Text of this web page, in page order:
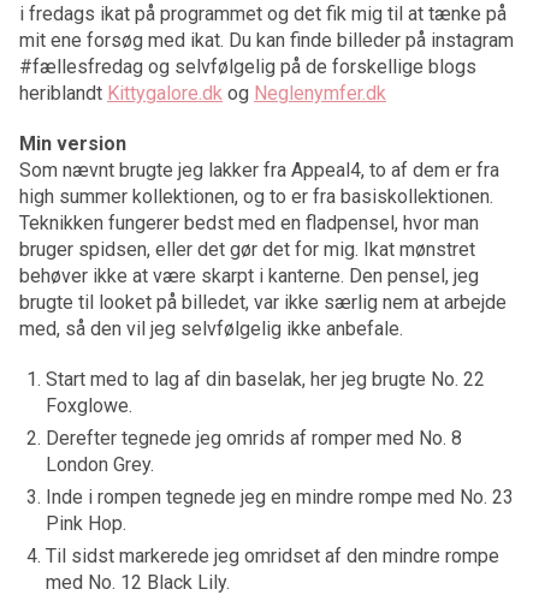
i fredags ikat på programmet og det fik mig til at tænke på
mit ene forsøg med ikat. Du kan finde billeder på instagram
#fællesfredag og selvfølgelig på de forskellige blogs
heriblandt Kittygalore.dk og Neglenymfer.dk
Min version
Som nævnt brugte jeg lakker fra Appeal4, to af dem er fra
high summer kollektionen, og to er fra basiskollektionen.
Teknikken fungerer bedst med en fladpensel, hvor man
bruger spidsen, eller det gør det for mig. Ikat mønstret
behøver ikke at være skarpt i kanterne. Den pensel, jeg
brugte til looket på billedet, var ikke særlig nem at arbejde
med, så den vil jeg selvfølgelig ikke anbefale.
Start med to lag af din baselak, her jeg brugte No. 22
Foxglowe.
Derefter tegnede jeg omrids af romper med No. 8
London Grey.
Inde i rompen tegnede jeg en mindre rompe med No. 23
Pink Hop.
Til sidst markerede jeg omridset af den mindre rompe
med No. 12 Black Lily.